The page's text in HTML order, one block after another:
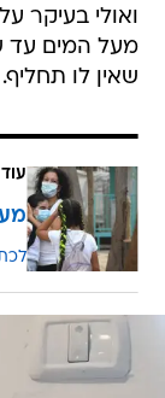
ואולי בעיקר
מעל המים עד
שאין לו תחליף.